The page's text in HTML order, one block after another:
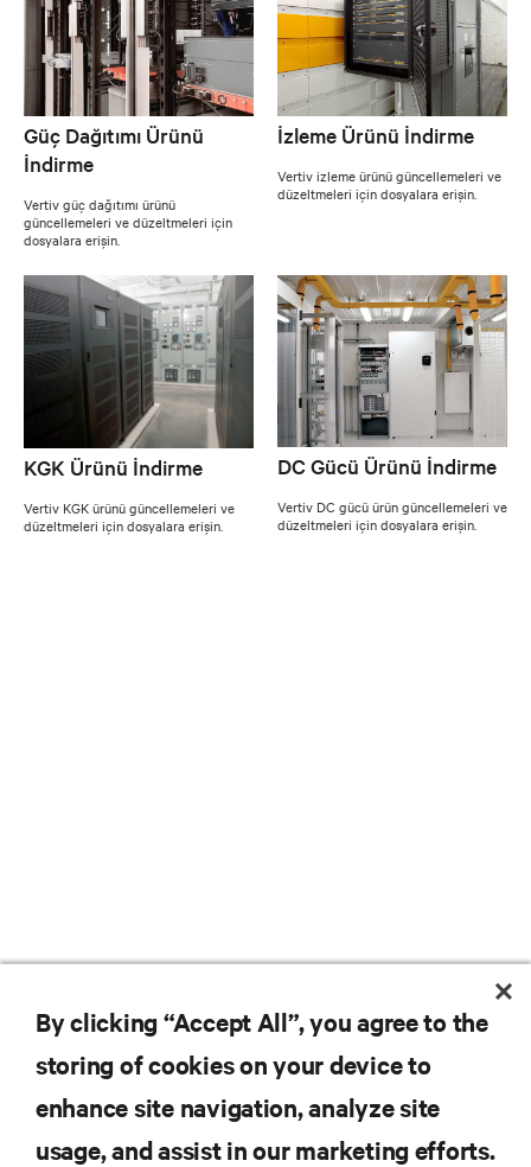
Güç Dağıtımı Ürünü
İndirme
Vertiv güç dağıtımı ürünü
güncellemeleri ve düzeltmeleri için
dosyalara erişin.
İzleme Ürünü İndirme
Vertiv izleme ürünü güncellemeleri ve
düzeltmeleri için dosyalara erişin.
KGK Ürünü İndirme
Vertiv KGK ürünü güncellemeleri ve
düzeltmeleri için dosyalara erişin.
DC Gücü Ürünü İndirme
Vertiv DC gücü ürün güncellemeleri ve
düzeltmeleri için dosyalara erişin.
By clicking “Accept All”, you agree to the
storing of cookies on your device to
enhance site navigation, analyze site
usage, and assist in our marketing efforts.